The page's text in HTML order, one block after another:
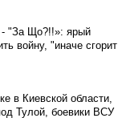
- "За Що?!!»: ярый
войну, "иначе сгорит
в Киевской области,
Тулой, боевики ВСУ